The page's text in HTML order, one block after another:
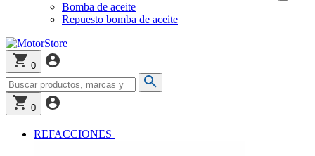
Bomba de aceite
Repuesto bomba de aceite
0
0
REFACCIONES